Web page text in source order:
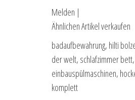
Melden |
Ähnlichen Artikel verkaufen
badaufbewahrung, hilti
der welt, schlafzimmer
einbauspülmaschinen,
komplett